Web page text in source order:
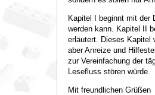
Kapitel I beginnt mit der
werden kann. Kapitel II
erläutert. Dieses Kapitel
aber Anreize und
zur Vereinfachung der
Lesefluss stören würde.
Mit freundlichen Grüßen